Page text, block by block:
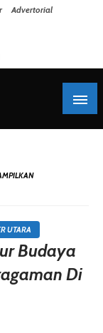
Advertorial
UTARA
Budaya
Di